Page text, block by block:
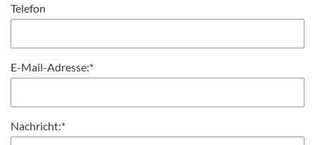
Telefon
E-Mail-Adresse:*
Nachricht:*